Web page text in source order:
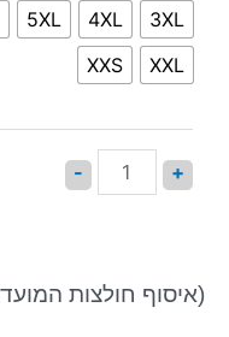
3XL
4XL
5XL
XXL
XXS
- +
(איסוף חולצות